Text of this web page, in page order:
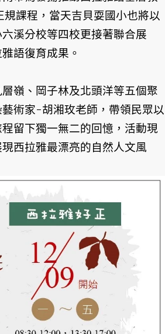
課程，當天吉貝耍國小也將以
溪分校等四校更接著聯合展
語復育成果。
嶺、岡子林及北頭洋等五個聚
術家-胡湘玫老師，帶領民眾以
留下獨一無二的回憶，活動現
西拉雅最漂亮的自然人文風